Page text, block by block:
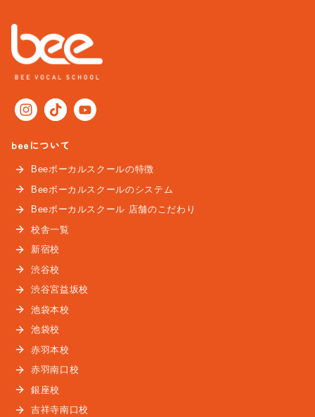
beeについて
Beeボーカルスクールの特徴
Beeボーカルスクールのシステム
Beeボーカルスクール 店舗のこだわり
校舎一覧
新宿校
渋谷校
渋谷宮益坂校
池袋本校
池袋校
赤羽本校
赤羽南口校
銀座校
吉祥寺南口校